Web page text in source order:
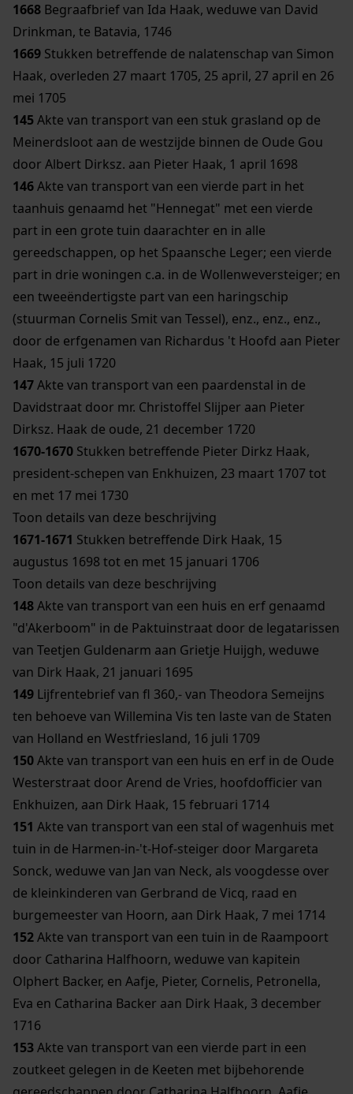
1668 Begraafbrief van Ida Haak, weduwe van David
Drinkman, te Batavia, 1746
1669 Stukken betreffende de nalatenschap van Simon
Haak, overleden 27 maart 1705, 25 april, 27 april en 26
mei 1705
145Akte van transport van een stuk grasland op de
Meinerdsloot aan de westzijde binnen de Oude Gou
door Albert Dirksz. aan Pieter Haak, 1 april 1698
146Akte van transport van een vierde part in het
taanhuis genaamd het "Hennegat" met een vierde
part in een grote tuin daarachter en in alle
gereedschappen, op het Spaansche Leger; een vierde
part in drie woningen c.a. in de Wollenweversteiger; en
een tweeëndertigste part van een haringschip
(stuurman Cornelis Smit van Tessel), enz., enz., enz.,
door de erfgenamen van Richardus 't Hoofd aan Pieter
Haak, 15 juli 1720
147Akte van transport van een paardenstal in de
Davidstraat door mr. Christoffel Slijper aan Pieter
Dirksz. Haak de oude, 21 december 1720
1670-1670 Stukken betreffende Pieter Dirkz Haak,
president-schepen van Enkhuizen, 23 maart 1707 tot
en met 17 mei 1730
Toon details van deze beschrijving
1671-1671 Stukken betreffende Dirk Haak, 15
augustus 1698 tot en met 15 januari 1706
Toon details van deze beschrijving
148Akte van transport van een huis en erf genaamd
"d'Akerboom" in de Paktuinstraat door de legatarissen
van Teetjen Guldenarm aan Grietje Huijgh, weduwe
van Dirk Haak, 21 januari 1695
149 Lijfrentebrief van fl 360,- van Theodora Semeijns
ten behoeve van Willemina Vis ten laste van de Staten
van Holland en Westfriesland, 16 juli 1709
150Akte van transport van een huis en erf in de Oude
Westerstraat door Arend de Vries, hoofdofficier van
Enkhuizen, aan Dirk Haak, 15 februari 1714
151 Akte van transport van een stal of wagenhuis met
tuin in de Harmen-in-'t-Hof-steiger door Margareta
Sonck, weduwe van Jan van Neck, als voogdesse over
de kleinkinderen van Gerbrand de Vicq, raad en
burgemeester van Hoorn, aan Dirk Haak, 7 mei 1714
152Akte van transport van een tuin in de Raampoort
door Catharina Halfhoorn, weduwe van kapitein
Olphert Backer, en Aafje, Pieter, Cornelis, Petronella,
Eva en Catharina Backer aan Dirk Haak, 3 december
1716
153Akte van transport van een vierde part in een
zoutkeet gelegen in de Keeten met bijbehorende